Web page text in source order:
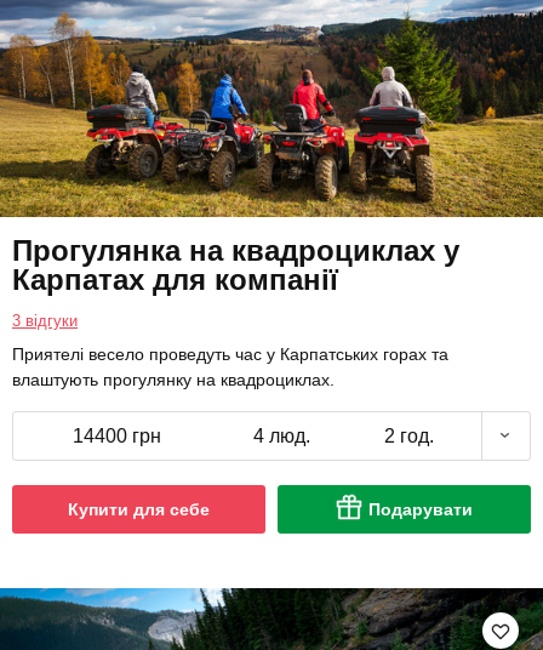
Прогулянка на квадроциклах у
Карпатах для компанії
3 відгуки
Приятелі весело проведуть час у Карпатських горах та
влаштують прогулянку на квадроциклах.
14400 грн 4 люд. 2 год.
Купити для себе Подарувати